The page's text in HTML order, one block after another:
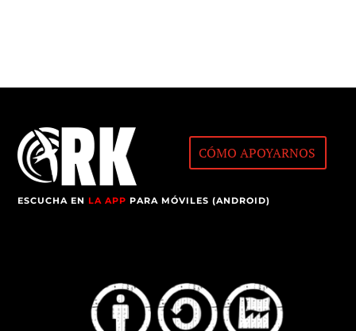
CÓMO APOYARNOS
ESCUCHA ENLA APP PARA MÓVILES (ANDROID)